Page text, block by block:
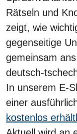
Rätseln und
zeigt, wie
gegenseitige
gemeinsam
deutsch-
In unserem E-
einer
kostenlos